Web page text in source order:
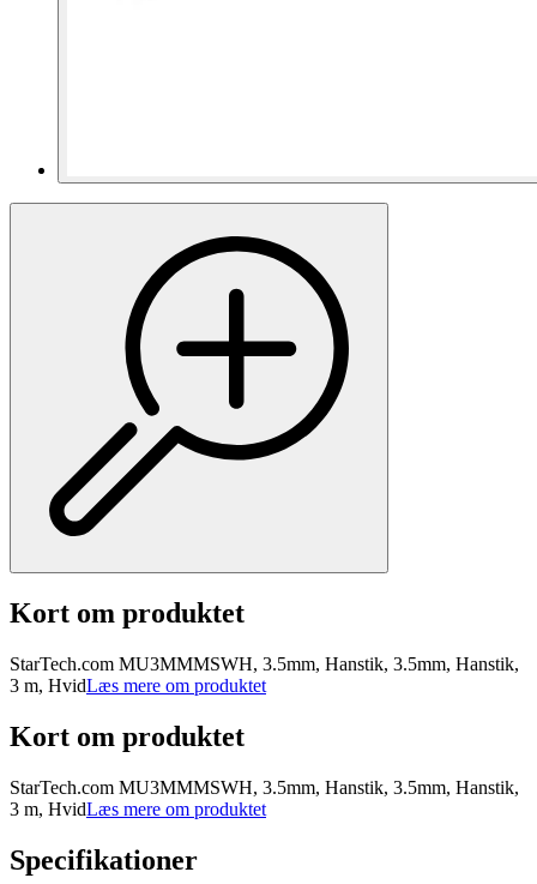
Kort om produktet
StarTech.com MU3MMMSWH, 3.5mm, Hanstik, 3.5mm, Hanstik,
3 m, HvidLæs mere om produktet
Kort om produktet
StarTech.com MU3MMMSWH, 3.5mm, Hanstik, 3.5mm, Hanstik,
3 m, HvidLæs mere om produktet
Specifikationer